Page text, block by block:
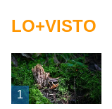
LO+VISTO
1